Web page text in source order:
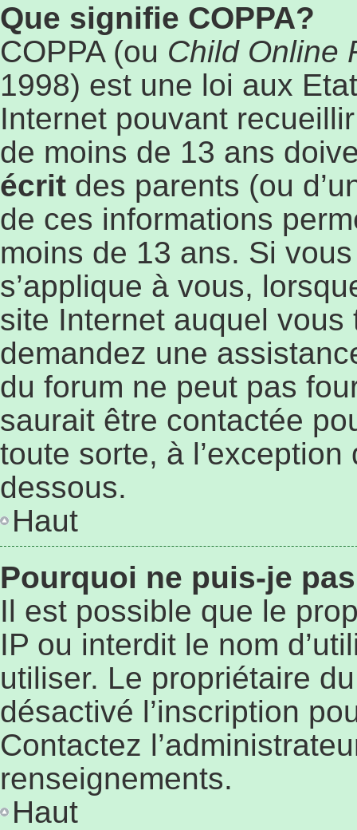
Que signifie COPPA?
COPPA (ou Child Online
1998) est une loi aux
Internet pouvant
de moins de 13 ans
écrit des parents (ou
de ces informations
moins de 13 ans. Si
s’applique à vous,
site Internet auquel
demandez une
du forum ne peut pas
saurait être contactée
toute sorte, à
dessous.
Haut
Pourquoi ne puis-je
Il est possible que le
IP ou interdit le nom
utiliser. Le propriétaire
désactivé l’inscription
Contactez
renseignements.
Haut